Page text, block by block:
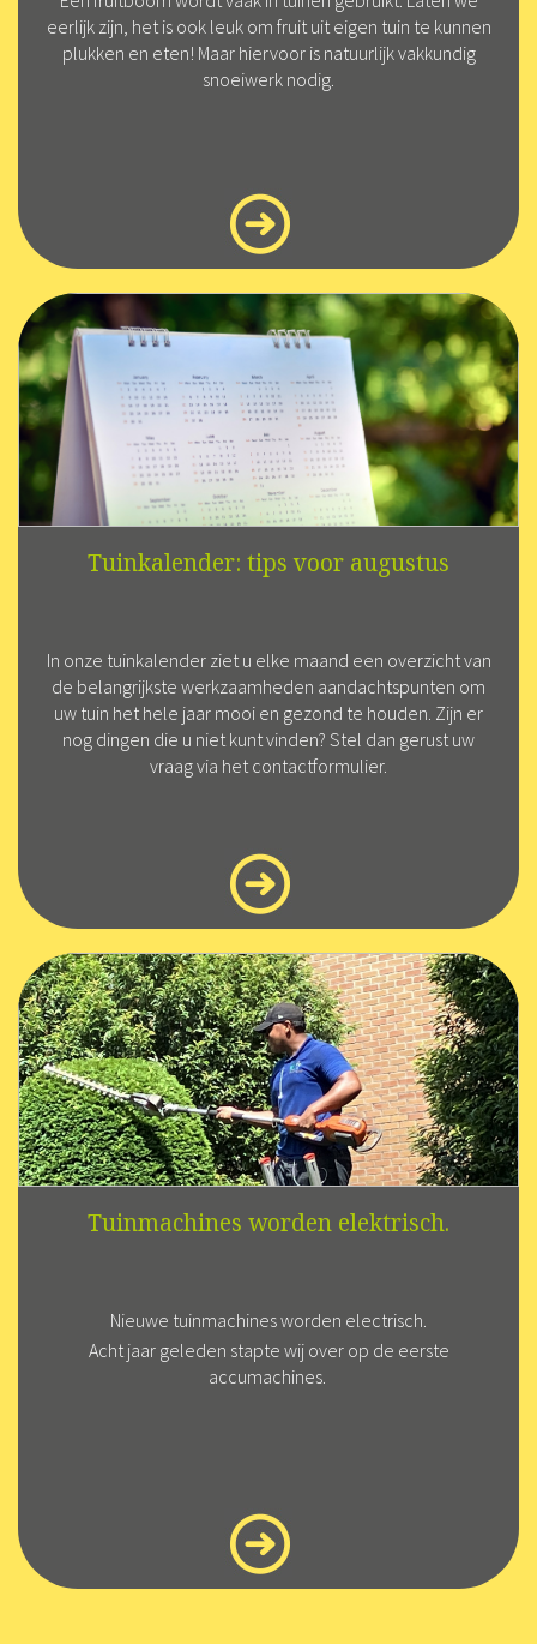
eerlijk zijn, het is ook leuk om fruit uit eigen tuin te kunnen
plukken en eten! Maar hiervoor is natuurlijk vakkundig
snoeiwerk nodig.
Tuinkalender: tips voor augustus
In onze tuinkalender ziet u elke maand een overzicht van
de belangrijkste werkzaamheden aandachtspunten om
uw tuin het hele jaar mooi en gezond te houden. Zijn er
nog dingen die u niet kunt vinden? Stel dan gerust uw
vraag via het contactformulier.
Tuinmachines worden elektrisch.
Nieuwe tuinmachines worden electrisch.
Acht jaar geleden stapte wij over op de eerste
accumachines.